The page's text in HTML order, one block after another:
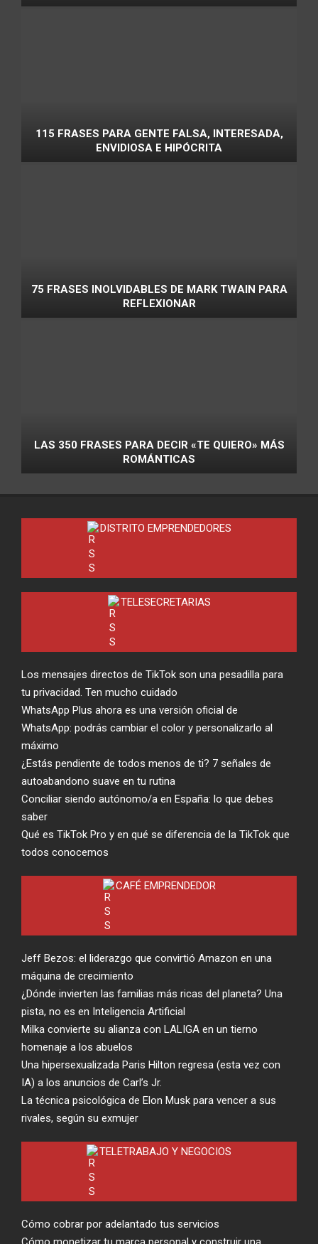
115 FRASES PARA GENTE FALSA, INTERESADA,
ENVIDIOSA E HIPÓCRITA
75 FRASES INOLVIDABLES DE MARK TWAIN PARA
REFLEXIONAR
LAS 350 FRASES PARA DECIR «TE QUIERO» MÁS
ROMÁNTICAS
DISTRITO EMPRENDEDORES
TELESECRETARIAS
Los mensajes directos de TikTok son una pesadilla para
tu privacidad. Ten mucho cuidado
WhatsApp Plus ahora es una versión oficial de
WhatsApp: podrás cambiar el color y personalizarlo al
máximo
¿Estás pendiente de todos menos de ti? 7 señales de
autoabandono suave en tu rutina
Conciliar siendo autónomo/a en España: lo que debes
saber
Qué es TikTok Pro y en qué se diferencia de la TikTok que
todos conocemos
CAFÉ EMPRENDEDOR
Jeff Bezos: el liderazgo que convirtió Amazon en una
máquina de crecimiento
¿Dónde invierten las familias más ricas del planeta? Una
pista, no es en Inteligencia Artificial
Milka convierte su alianza con LALIGA en un tierno
homenaje a los abuelos
Una hipersexualizada Paris Hilton regresa (esta vez con
IA) a los anuncios de Carl’s Jr.
La técnica psicológica de Elon Musk para vencer a sus
rivales, según su exmujer
TELETRABAJO Y NEGOCIOS
Cómo cobrar por adelantado tus servicios